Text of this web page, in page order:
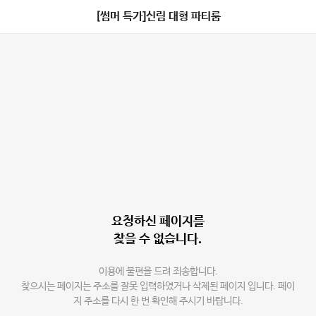
[썸머 특가]신림 대형 파티룸
요청하신 페이지를
찾을 수 없습니다.
이용에 불편을 드려 죄송합니다.
찾으시는 페이지는 주소를 잘못 입력하였거나 삭제된 페이지 입니다. 페이
지 주소를 다시 한 번 확인해 주시기 바랍니다.